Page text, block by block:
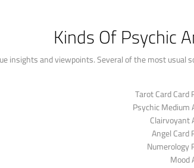
Kinds Of Psychic
insights and viewpoints. Several of the most usual
Tarot Card Card
Psychic Medium
Clairvoyant
Angel Card
Numerology
Mood